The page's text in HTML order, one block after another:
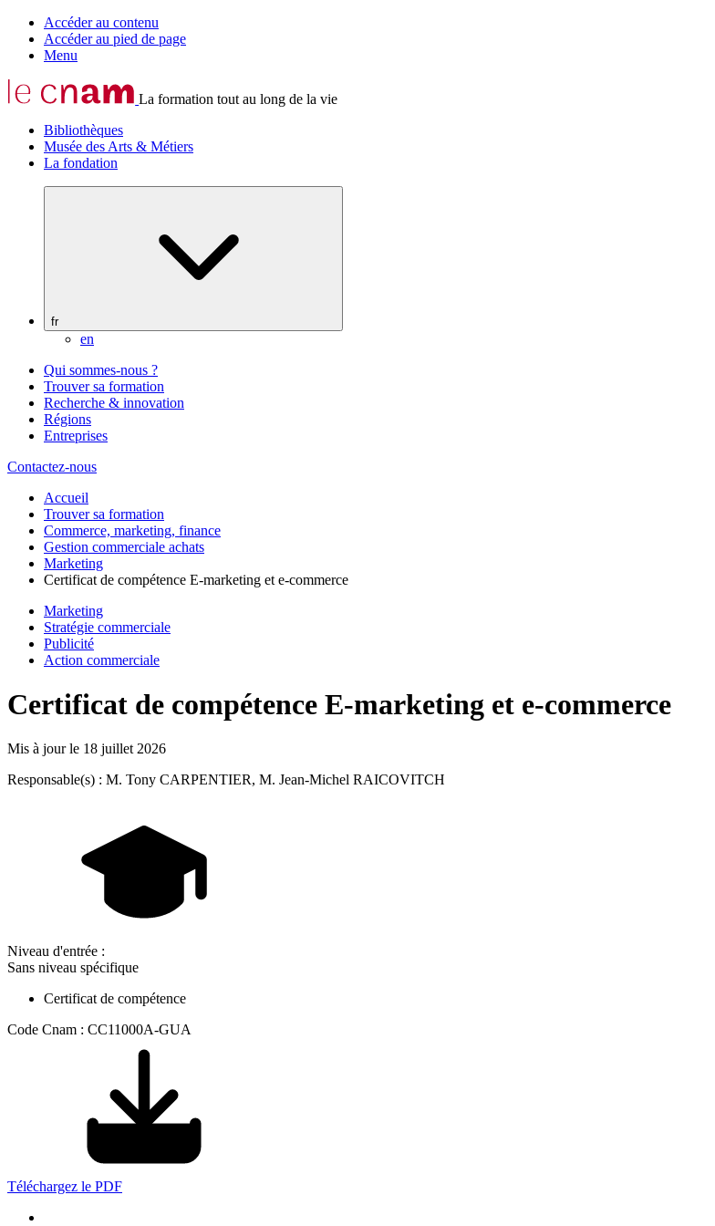
Accéder au contenu
Accéder au pied de page
Menu
La formation tout au long de la vie
Bibliothèques
Musée des Arts & Métiers
La fondation
fr
en
Qui sommes-nous ?
Trouver sa formation
Recherche & innovation
Régions
Entreprises
Contactez-nous
Accueil
Trouver sa formation
Commerce, marketing, finance
Gestion commerciale achats
Marketing
Certificat de compétence E-marketing et e-commerce
Marketing
Stratégie commerciale
Publicité
Action commerciale
Certificat de compétence E-marketing et e-commerce
Mis à jour le 18 juillet 2026
Responsable(s) : M. Tony CARPENTIER, M. Jean-Michel RAICOVITCH
Niveau d'entrée :
Sans niveau spécifique
Certificat de compétence
Code Cnam : CC11000A-GUA
Téléchargez le PDF